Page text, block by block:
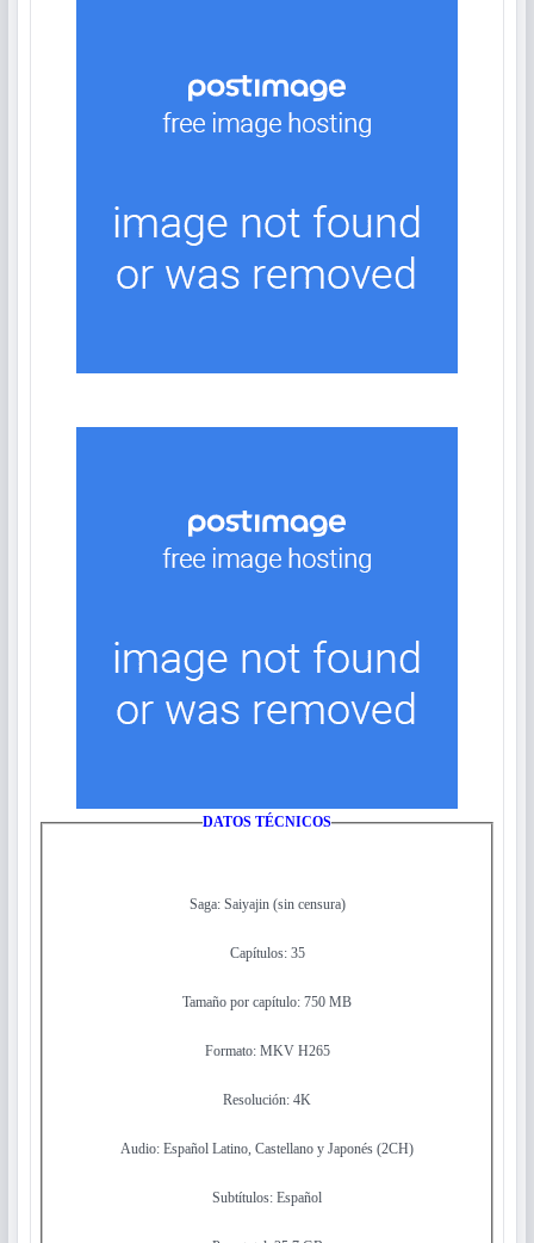
DATOS TÉCNICOS
Saga: Saiyajin (sin censura)
Capítulos: 35
Tamaño por capítulo: 750 MB
Formato: MKV H265
Resolución: 4K
Audio: Español Latino, Castellano y Japonés (2CH)
Subtítulos: Español